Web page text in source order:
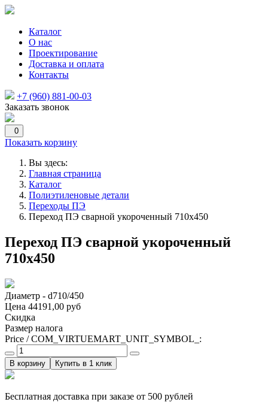
Каталог
О нас
Проектирование
Доставка и оплата
Контакты
+7 (960) 881-00-03
Заказать звонок
0
Показать корзину
Вы здесь:
Главная страница
Каталог
Полиэтиленовые детали
Переходы ПЭ
Переход ПЭ сварной укороченный 710х450
Переход ПЭ сварной укороченный
710х450
Диаметр - d710/450
Цена 44191,00 руб
Скидка
Размер налога
Price / COM_VIRTUEMART_UNIT_SYMBOL_:
Купить в 1 клик
Бесплатная доставка при заказе от 500 рублей